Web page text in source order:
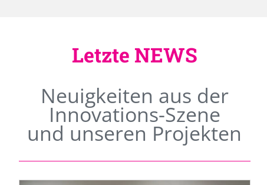
Letzte NEWS
Neuigkeiten aus der
Innovations-Szene
und unseren Projekten